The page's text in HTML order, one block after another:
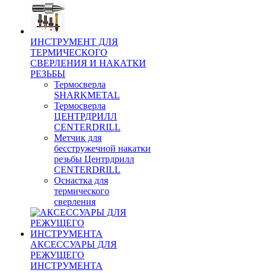
ИНСТРУМЕНТ ДЛЯ
ТЕРМИЧЕСКОГО
СВЕРЛЕНИЯ И НАКАТКИ
РЕЗЬБЫ
Термосверла
SHARKMETAL
Термосверла
ЦЕНТРДРИЛЛ
CENTERDRILL
Метчик для
бесстружечной накатки
резьбы Центрдрилл
CENTERDRILL
Оснастка для
термического
сверления
АКСЕССУАРЫ ДЛЯ
РЕЖУЩЕГО
ИНСТРУМЕНТА